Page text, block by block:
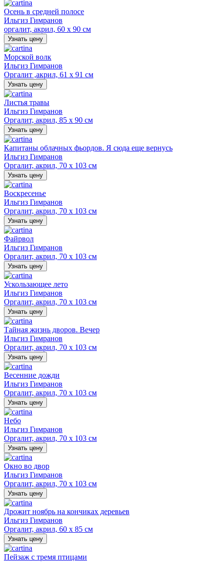
Осень в средней полосе
Ильгиз Гимранов
оргалит, акрил, 60 х 90 см
Узнать цену
Морской волк
Ильгиз Гимранов
Оргалит ,акрил, 61 х 91 см
Узнать цену
Листья травы
Ильгиз Гимранов
Оргалит, акрил, 85 х 90 см
Узнать цену
Капитаны облачных фьордов. Я сюда еще вернусь
Ильгиз Гимранов
Оргалит, акрил, 70 х 103 см
Узнать цену
Воскресенье
Ильгиз Гимранов
Оргалит, акрил, 70 х 103 см
Узнать цену
Файрвол
Ильгиз Гимранов
Оргалит, акрил, 70 х 103 см
Узнать цену
Ускользающее лето
Ильгиз Гимранов
Оргалит, акрил, 70 х 103 см
Узнать цену
Тайная жизнь дворов. Вечер
Ильгиз Гимранов
Оргалит, акрил, 70 х 103 см
Узнать цену
Весенние дожди
Ильгиз Гимранов
Оргалит, акрил, 70 х 103 см
Узнать цену
Небо
Ильгиз Гимранов
Оргалит, акрил, 70 х 103 см
Узнать цену
Окно во двор
Ильгиз Гимранов
Оргалит, акрил, 70 х 103 см
Узнать цену
Дрожит ноябрь на кончиках деревьев
Ильгиз Гимранов
Оргалит, акрил, 60 х 85 см
Узнать цену
Пейзаж с тремя птицами